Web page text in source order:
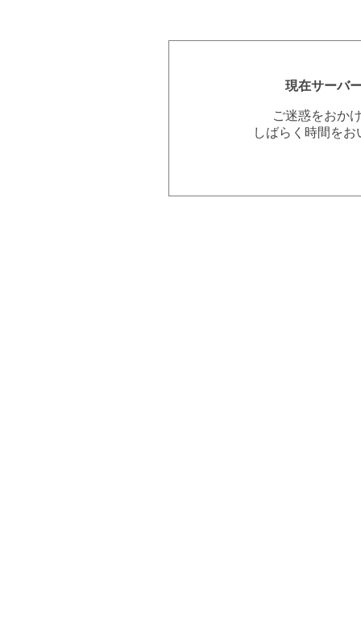
現在サーバ
ご迷惑をおか
しばらく時間を